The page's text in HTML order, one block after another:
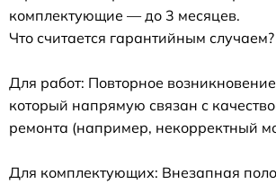
комплектующие — до 3 месяцев.
Что считается гарантийным случаем?
Для работ: Повторное
который напрямую связан с
ремонта (например, некорректный
Для комплектующих: Внезапная